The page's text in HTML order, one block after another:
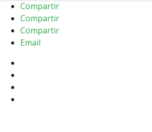
Compartir
Compartir
Compartir
Email